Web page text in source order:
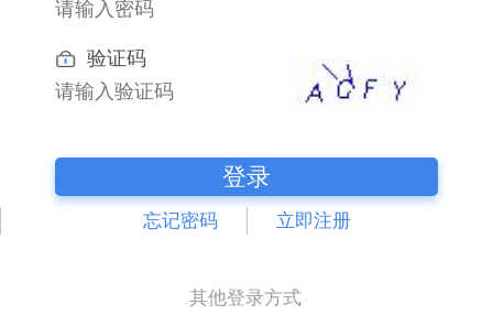
验证码
登录
忘记密码 立即注册
其他登录方式